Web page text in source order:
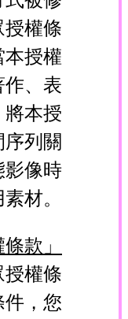
授權條
本授權
作、表
將本授
列關
影像時
材。
款」
授權條
件，您